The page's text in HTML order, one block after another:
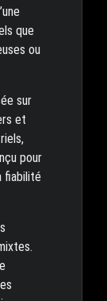
que
ou
sur
et
pour
fiabilité